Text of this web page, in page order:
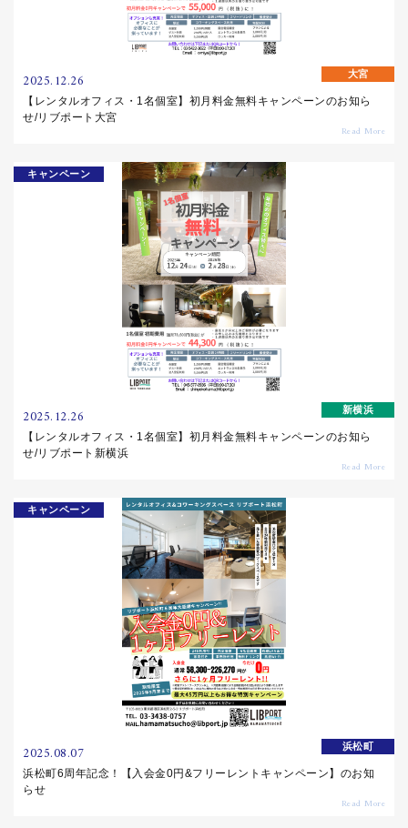
大宮
2025.12.26
【レンタルオフィス・1名個室】初月料金無料キャンペーンのお知ら
せ/リブポート大宮
キャンペーン
新横浜
2025.12.26
【レンタルオフィス・1名個室】初月料金無料キャンペーンのお知ら
せ/リブポート新横浜
キャンペーン
浜松町
2025.08.07
浜松町6周年記念！【入会金0円&フリーレントキャンペーン】のお知
らせ